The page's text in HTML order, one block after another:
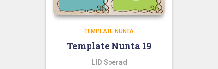
TEMPLATE NUNTA
Template Nunta 19
LID Sperad